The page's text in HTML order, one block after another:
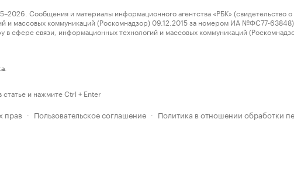
Сообщения и материалы информационного агентства «РБК» (свидетельство о
массовых коммуникаций (Роскомнадзор) 09.12.2015 за номером ИА №ФС77-63848)
в сфере связи, информационных технологий и массовых коммуникаций
и нажмите Ctrl + Enter
прав · Пользовательское соглашение · Политика в отношении обработки